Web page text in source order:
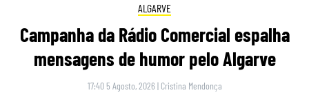
ALGARVE
Campanha da Rádio Comercial espalha
mensagens de humor pelo Algarve
17:40 5 Agosto, 2026 | Cristina Mendonça